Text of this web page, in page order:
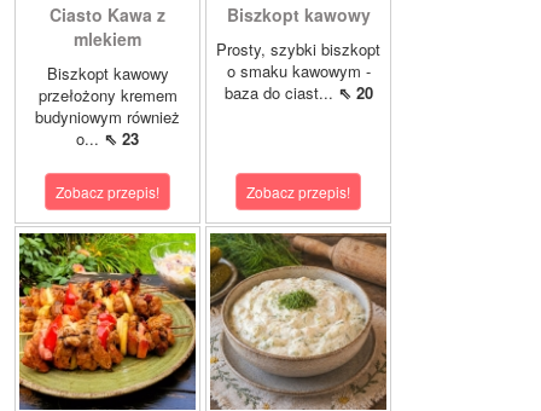
Ciasto Kawa z
mlekiem
Biszkopt kawowy
przełożony kremem
budyniowym również
o... ⇖ 23
Zobacz przepis!
Biszkopt kawowy
Prosty, szybki biszkopt
o smaku kawowym -
baza do ciast... ⇖ 20
Zobacz przepis!